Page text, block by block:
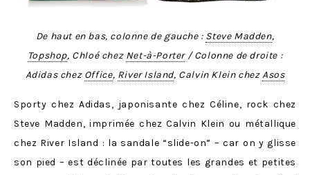
De haut en bas, colonne de gauche : Steve Madden,
Topshop, Chloé chez Net-à-Porter/ Colonne de droite :
Adidas chez Office, River Island, Calvin Klein chezAsos
Sporty chez Adidas, japonisante chez Céline, rock chez
Steve Madden, imprimée chez Calvin Klein ou métallique
chez River Island : la sandale “slide-on” – car on y glisse
son pied – est déclinée par toutes les grandes et petites